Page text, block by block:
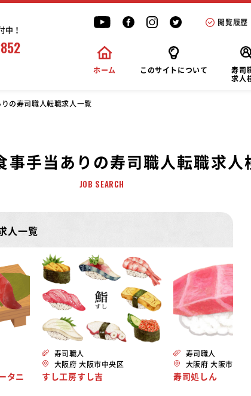
中！
閲覧履歴
ホーム このサイトについて
寿司
求人
の寿司職人転職求人一覧
事手当ありの寿司職人転職求人
JOB SEARCH
人一覧
タニ
寿司職人
大阪府 大阪市中央区
すし工房すし吉
寿司職人
大阪府 大阪市北区
寿司処しん